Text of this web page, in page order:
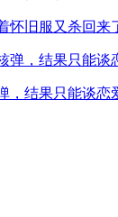
怀旧服又杀回来
，结果只能谈恋